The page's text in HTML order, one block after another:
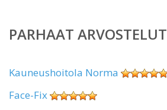
PARHAAT ARVOSTELUT
Kauneushoitola Norma
Face-Fix